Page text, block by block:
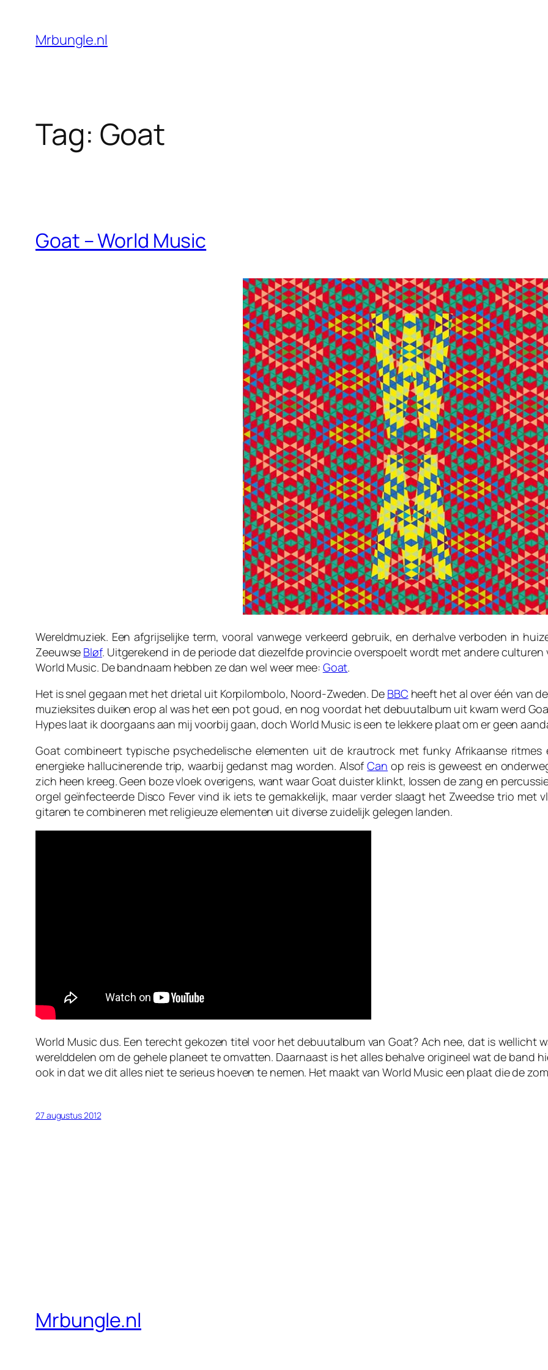
Mrbungle.nl
Tag: Goat
Goat – World Music
Wereldmuziek. Een afgrijselijke term, vooral vanwege verkeerd gebruik, en derhalve verboden in
Zeeuwse Bløf. Uitgerekend in de periode dat diezelfde provincie overspoelt wordt met andere
World Music. De bandnaam hebben ze dan wel weer mee: Goat.
Het is snel gegaan met het drietal uit Korpilombolo, Noord-Zweden. De BBC heeft het al over één van
muzieksites duiken erop al was het een pot goud, en nog voordat het debuutalbum uit kwam werd
Hypes laat ik doorgaans aan mij voorbij gaan, doch World Music is een te lekkere plaat om er geen
Goat combineert typische psychedelische elementen uit de krautrock met funky Afrikaanse
energieke hallucinerende trip, waarbij gedanst mag worden. AlsofCan op reis is geweest en
zich heen kreeg. Geen boze vloek overigens, want waar Goat duister klinkt, lossen de zang en
orgel geïnfecteerde Disco Fever vind ik iets te gemakkelijk, maar verder slaagt het Zweedse trio met
gitaren te combineren met religieuze elementen uit diverse zuidelijk gelegen landen.
World Music dus. Een terecht gekozen titel voor het debuutalbum van Goat? Ach nee, dat is wellicht
werelddelen om de gehele planeet te omvatten. Daarnaast is het alles behalve origineel wat de band
ook in dat we dit alles niet te serieus hoeven te nemen. Het maakt van World Music een plaat die de
27 augustus 2012
Mrbungle.nl